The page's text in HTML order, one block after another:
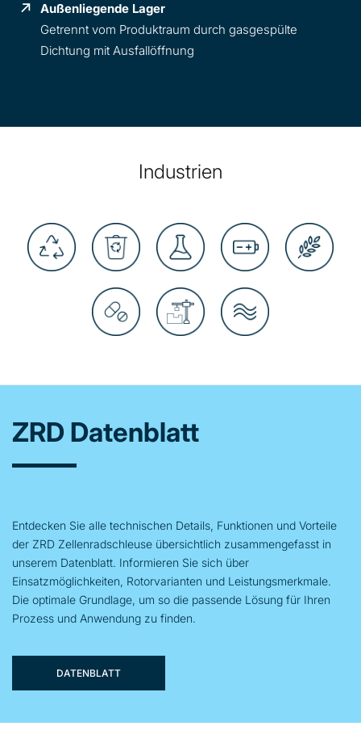
Außenliegende Lager
Getrennt vom Produktraum durch gasgespülte
Dichtung mit Ausfallöffnung
Industrien
ZRD Datenblatt
Entdecken Sie alle technischen Details, Funktionen und Vorteile
der ZRD Zellenradschleuse übersichtlich zusammengefasst in
unserem Datenblatt. Informieren Sie sich über
Einsatzmöglichkeiten, Rotorvarianten und Leistungsmerkmale.
Die optimale Grundlage, um so die passende Lösung für Ihren
Prozess und Anwendung zu finden.
DATENBLATT